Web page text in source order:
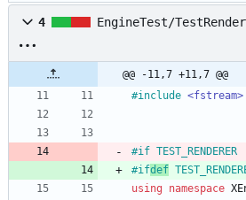
4 EngineTest/
@@ -11,7 +11,7 @@
#include <fstream>
#if TEST_RENDERER
#ifdef
using
namespace